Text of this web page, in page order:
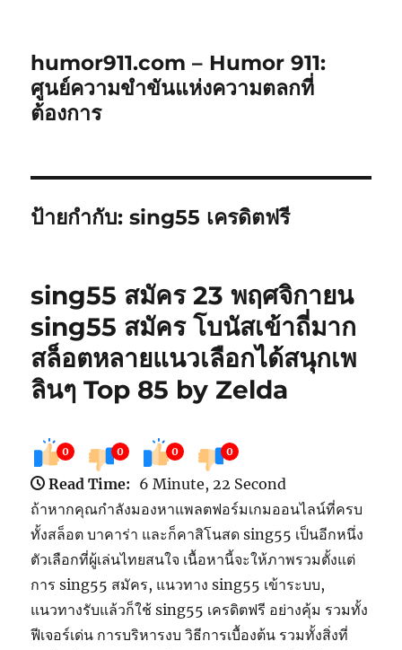
humor911.com – Humor 911:
ศูนย์ความขำขันแห่งความตลกที่
ต้องการ
ป้ายกำกับ:sing55 เครดิตฟรี
sing55 สมัคร 23 พฤศจิกายน
sing55 สมัคร โบนัสเข้าถี่มาก
สล็อตหลายแนวเลือกได้สนุกเพ
ลินๆ Top 85 by Zelda
0 0 0 0
Read Time: 6 Minute, 22 Second
ถ้าหากคุณกำลังมองหาแพลตฟอร์มเกมออนไลน์ที่ครบ
ทั้งสล็อต บาคาร่า และก็คาสิโนสด sing55 เป็นอีกหนึ่ง
ตัวเลือกที่ผู้เล่นไทยสนใจ เนื้อหานี้จะให้ภาพรวมตั้งแต่
การ sing55 สมัคร, แนวทาง sing55 เข้าระบบ,
แนวทางรับแล้วก็ใช้ sing55 เครดิตฟรี อย่างคุ้ม รวมทั้ง
ฟีเจอร์เด่น การบริหารงบ วิธีการเบื้องต้น รวมทั้งสิ่งที่